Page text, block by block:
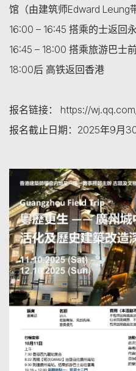
馆（由建筑师Edward Leung
16:00 – 16:45 搭乘的士返回
16:45 – 18:00 搭乘旅游巴士
18:00后 高铁返回香港
报名链接：
https://
报名截止日期： 2025年9月